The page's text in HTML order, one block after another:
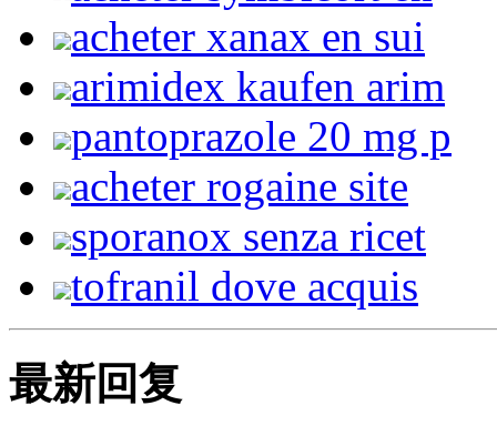
acheter xanax en sui
arimidex kaufen arim
pantoprazole 20 mg p
acheter rogaine site
sporanox senza ricet
tofranil dove acquis
最新回复